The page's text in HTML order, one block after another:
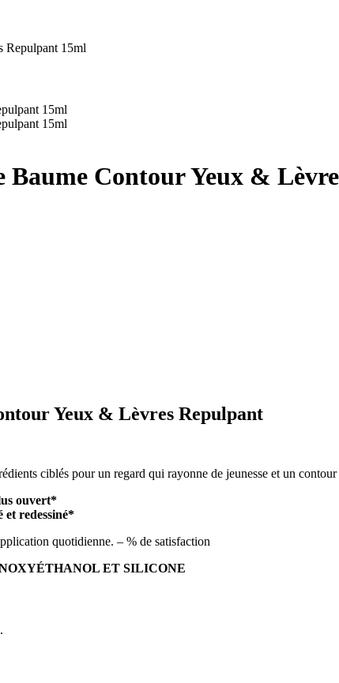
Repulpant 15ml
Baume Contour Yeux &
Yeux & Lèvres Repulpant
ciblés pour un regard qui rayonne de jeunesse et un
ouvert*
et redessiné*
quotidienne. – % de satisfaction
ET SILICONE